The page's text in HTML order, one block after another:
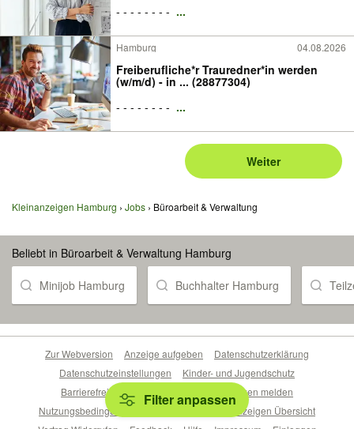
- - - - - - - - ...
Hamburg 04.08.2026
Freiberufliche*r Trauredner*in werden
(w/m/d) - in ... (28877304)
- - - - - - - - ...
Weiter
Kleinanzeigen Hamburg Jobs Büroarbeit & Verwaltung
Beliebt in Büroarbeit & Verwaltung Hamburg
Minijob Hamburg Buchhalter Hamburg
Filter anpassen
Zur Webversion Anzeige aufgeben
Datenschutzerklärung
Datenschutzeinstellungen
Kinder- und Jugendschutz
Barrierefreiheitserklärung
Sicherheitslücken melden
Nutzungsbedingungen
Beliebte Suchen
Anzeigen Übersicht